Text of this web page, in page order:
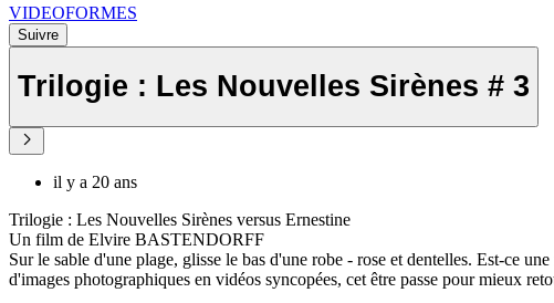
VIDEOFORMES
Suivre
Trilogie : Les Nouvelles Sirènes # 3
il y a 20 ans
Trilogie : Les Nouvelles Sirènes versus Ernestine
Un film de Elvire BASTENDORFF
Sur le sable d'une plage, glisse le bas d'une robe - rose et dentelles. Est-ce
d'images photographiques en vidéos syncopées, cet être passe pour mieux